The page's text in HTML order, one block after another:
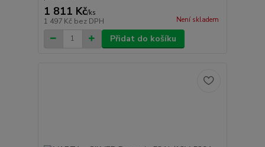
1 811 Kč/ks
1 497 Kč bez DPH Není skladem
Přidat do košíku